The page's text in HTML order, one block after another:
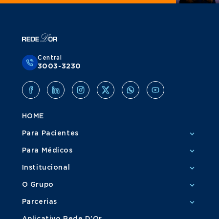
Central
3003-3230
HOME
Para Pacientes
Para Médicos
Institucional
O Grupo
Parcerias